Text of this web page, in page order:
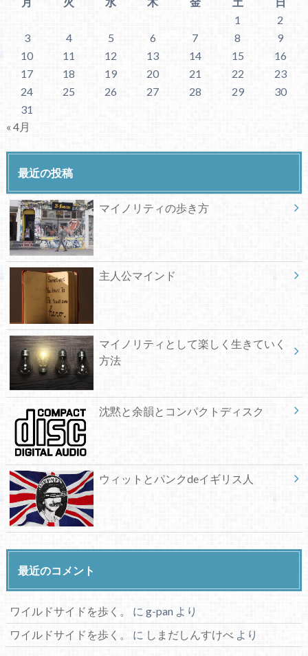
1
2
3
4 5 6 7 8
9
10
11 12 13 14 15
16
17
18 19 20 21 22
23
24
25 26 27 28 29
30
31
« 4月
最近の投稿
マイノリティの歩き方
主人公マインド
マイノリティとして楽しく生きていく
方法
沈黙と余韻とコンパクトディスク
ウィットとパンクdeイギリス人
最近のコメント
ワイルドサイドを歩く。 に g-panより
ワイルドサイドを歩く。
に しまだしんすけべより